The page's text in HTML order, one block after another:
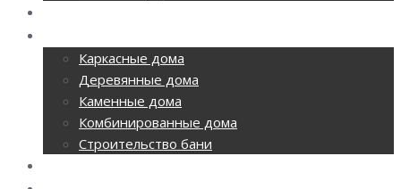
Каркасные дома
Деревянные дома
Каменные дома
Комбинированные дома
Строительство бани